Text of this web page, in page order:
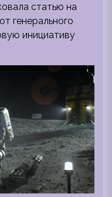
статью на
генерального
инициативу